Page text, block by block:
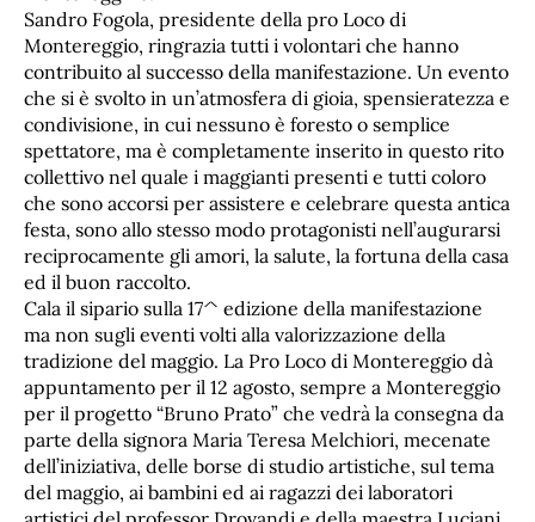
Sandro Fogola, presidente della pro Loco di
Montereggio, ringrazia tutti i volontari che hanno
contribuito al successo della manifestazione. Un evento
che si è svolto in un’atmosfera di gioia, spensieratezza e
condivisione, in cui nessuno è foresto o semplice
spettatore, ma è completamente inserito in questo rito
collettivo nel quale i maggianti presenti e tutti coloro
che sono accorsi per assistere e celebrare questa antica
festa, sono allo stesso modo protagonisti nell’augurarsi
reciprocamente gli amori, la salute, la fortuna della casa
ed il buon raccolto.
Cala il sipario sulla 17^ edizione della manifestazione
ma non sugli eventi volti alla valorizzazione della
tradizione del maggio. La Pro Loco di Montereggio dà
appuntamento per il 12 agosto, sempre a Montereggio
per il progetto “Bruno Prato” che vedrà la consegna da
parte della signora Maria Teresa Melchiori, mecenate
dell’iniziativa, delle borse di studio artistiche, sul tema
del maggio, ai bambini ed ai ragazzi dei laboratori